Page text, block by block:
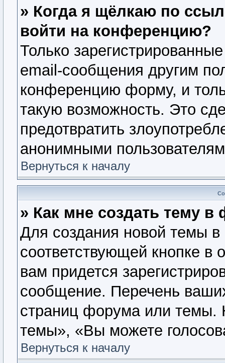
» Когда я щёлкаю по
войти на конференцию?
Только
email-сообщения другим
конференцию форму, и
такую возможность. Это
предотвратить
анонимными
Вернуться к началу
» Как мне создать тему в
Для создания новой темы
соответствующей кнопке
вам придется
сообщение. Перечень
страниц форума или темы.
темы», «Вы можете
Вернуться к началу